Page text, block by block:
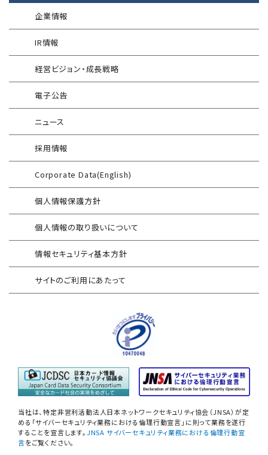
プレリミナリーサーベイ
「サプライチェーン強化に向けたセキュリティ対策評価制度」
運用開始に備えた事前対策支援サービス
インシデント対応訓練
インシデント対応訓練シミュレーター
情報セキュリティリスクアセスメント
FISCガイドライン準拠対応支援サービス
地方公共団体向け 情報セキュリティ
セルフアセスメント
産業制御システム向けリスクアセスメント
EC加盟店様向け セキュリティ・チェックリスト
対応アセスメントサービス
自己問診型 個人情報に関わる
情報セキュリティアセスメント
情報セキュリティ
自己点検アンケートサービス
NIST SP800-171 サプライチェーン
情報セキュリティアセスメント
SQAT with Swift Delivery
WAF運用
G-MDR
インターネット分離クラウド
SIEM運用／分析
Splunk自動遮断連携
エンドポイントセキュリティ EDR-MSS
Security-First Aidサービス
セキュアメール
AAMSマルウェア・プロテクト
セキュリティログ分析／活用支援
サイバープロテクション（CP）
SQAT®情報セキュリティ瓦版
導入事例
技術情報／コラム
企業情報
IR情報
経営ビジョン・成長戦略
電子公告
ニュース
採用情報
Corporate Data(English)
個人情報保護方針
個人情報の取り扱いについて
情報セキュリティ基本方針
サイトのご利用にあたって
当社は、特定非営利活動法人日本ネットワークセキュリティ協会（JNSA）が定
める「サイバーセキュリティ業務における倫理行動宣言」に則って業務を遂行
することを宣言します。JNSA サイバーセキュリティ業務における倫理行動宣
言をご覧ください。